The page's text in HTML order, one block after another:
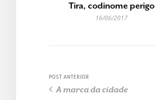
Tira, codinome perigo
16/06/2017
POST ANTERIOR
A marca da cidade